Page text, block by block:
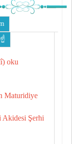
☝📖
oku
Maturidiye
Akidesi Şerhi